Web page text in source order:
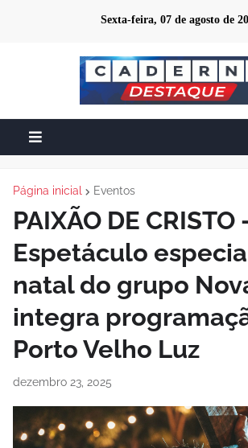
Sexta-feira, 07 de agosto de
Página inicial Eventos
PAIXÃO DE CRISTO
Espetáculo
natal do grupo
integra
Porto Velho Luz
dezembro 23, 2025